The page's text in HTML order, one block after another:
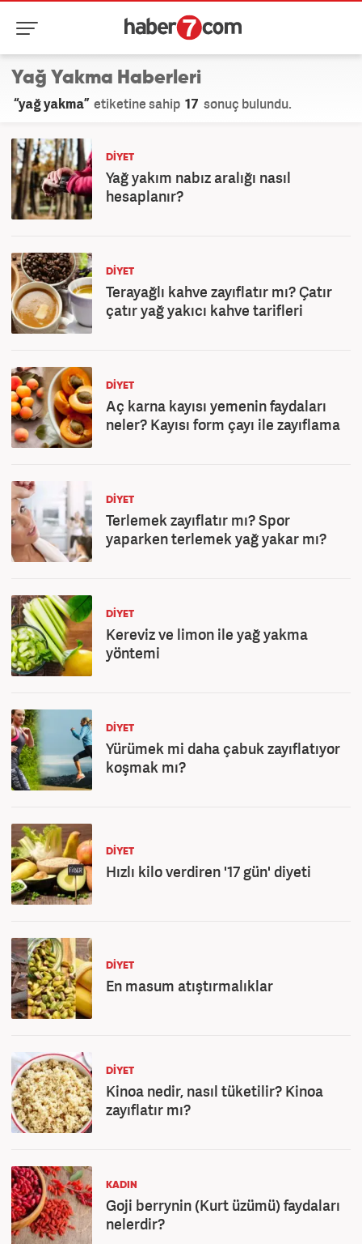
Yağ Yakma Haberleri
“yağ yakma” etiketine sahip 17 sonuç bulundu.
DIYET
Yağ yakım nabız aralığı nasıl
hesaplanır?
DIYET
Terayağlı kahve zayıflatır mı? Çatır
çatır yağ yakıcı kahve tarifleri
DIYET
Aç karna kayısı yemenin faydaları
neler? Kayısı form çayı ile zayıflama
DIYET
Terlemek zayıflatır mı? Spor
yaparken terlemek yağ yakar mı?
DIYET
Kereviz ve limon ile yağ yakma
yöntemi
DIYET
Yürümek mi daha çabuk zayıflatıyor
koşmak mı?
DIYET
Hızlı kilo verdiren '17 gün' diyeti
DIYET
En masum atıştırmalıklar
DIYET
Kinoa nedir, nasıl tüketilir? Kinoa
zayıflatır mı?
KADIN
Goji berrynin (Kurt üzümü) faydaları
nelerdir?